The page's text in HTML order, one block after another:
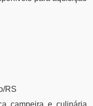
RS